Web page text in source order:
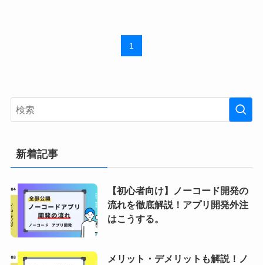
1
新着記事
【初心者向け】ノーコード開発の
流れを徹底解説！アプリ開発外注
はこうする。
メリット・デメリットも解説！ノ